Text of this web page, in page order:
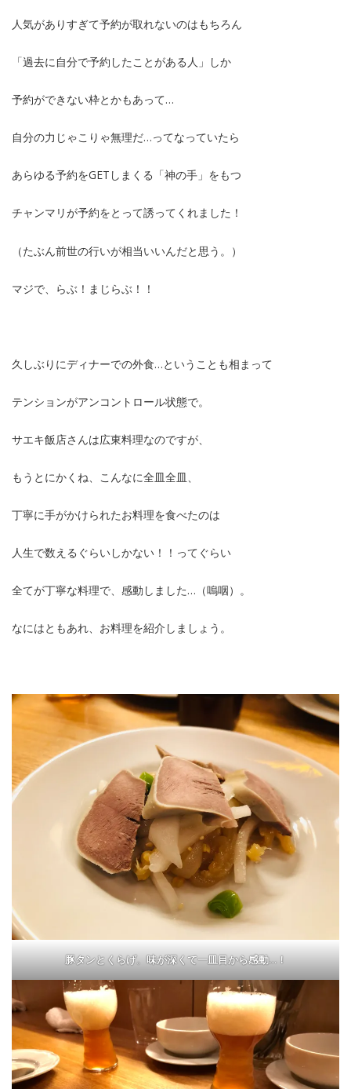
人気がありすぎて予約が取れないのはもちろん
「過去に自分で予約したことがある人」しか
予約ができない枠とかもあって…
自分の力じゃこりゃ無理だ…ってなっていたら
あらゆる予約をGETしまくる「神の手」をもつ
チャンマリが予約をとって誘ってくれました！
（たぶん前世の行いが相当いいんだと思う。）
マジで、らぶ！まじらぶ！！
久しぶりにディナーでの外食…ということも相まって
テンションがアンコントロール状態で。
サエキ飯店さんは広東料理なのですが、
もうとにかくね、こんなに全皿全皿、
丁寧に手がかけられたお料理を食べたのは
人生で数えるぐらいしかない！！ってぐらい
全てが丁寧な料理で、感動しました…（嗚咽）。
なにはともあれ、お料理を紹介しましょう。
豚タンとくらげ。味が深くて一皿目から感動…！